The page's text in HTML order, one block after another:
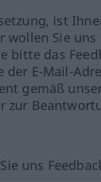
ist
wollen Sie uns
bitte das
der E-Mail-
gemäß
zur
uns